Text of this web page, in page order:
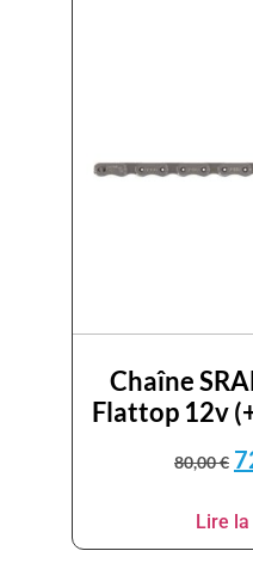
Chaîne
Flattop 12v
80,00€
Lire